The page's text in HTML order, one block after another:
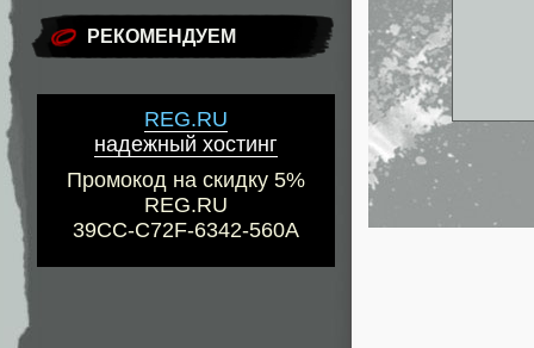
РЕКОМЕНДУЕМ
REG.RU
надежный хостинг
Промокод на скидку 5%
REG.RU
39CC-C72F-6342-560A